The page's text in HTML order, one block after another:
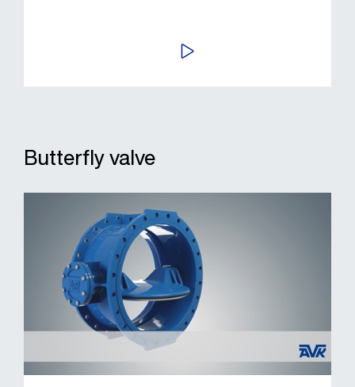
PUTAR VIDEO
Butterfly valve